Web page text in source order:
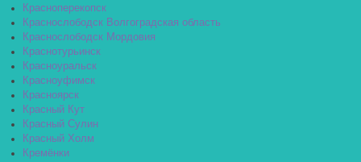
Красноперекопск
Краснослободск Волгоградская область
Краснослободск Мордовия
Краснотурьинск
Красноуральск
Красноуфимск
Красноярск
Красный Кут
Красный Сулин
Красный Холм
Кремёнки